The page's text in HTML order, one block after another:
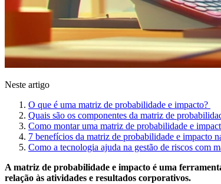
Neste artigo
O que é uma matriz de probabilidade e impacto?
Quais são os componentes da matriz de
Como montar uma matriz de probabilidade e
7 benefícios da matriz de probabilidade e impacto
Como a tecnologia ajuda na gestão de riscos com
A matriz de probabilidade e impacto é uma
relação às atividades e resultados corporativos.